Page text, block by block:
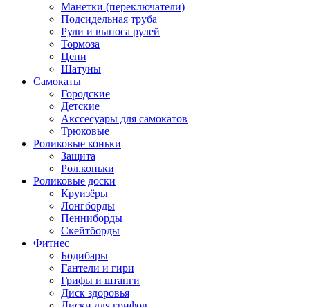
Манетки (переключатели)
Подсидельная труба
Рули и выноса рулей
Тормоза
Цепи
Шатуны
Самокаты
Городские
Детские
Акссесуары для самокатов
Трюковые
Роликовые коньки
Защита
Рол.коньки
Роликовые доски
Круизёры
Лонгборды
Пенниборды
Скейтборды
Фитнес
Бодибары
Гантели и гири
Грифы и штанги
Диск здоровья